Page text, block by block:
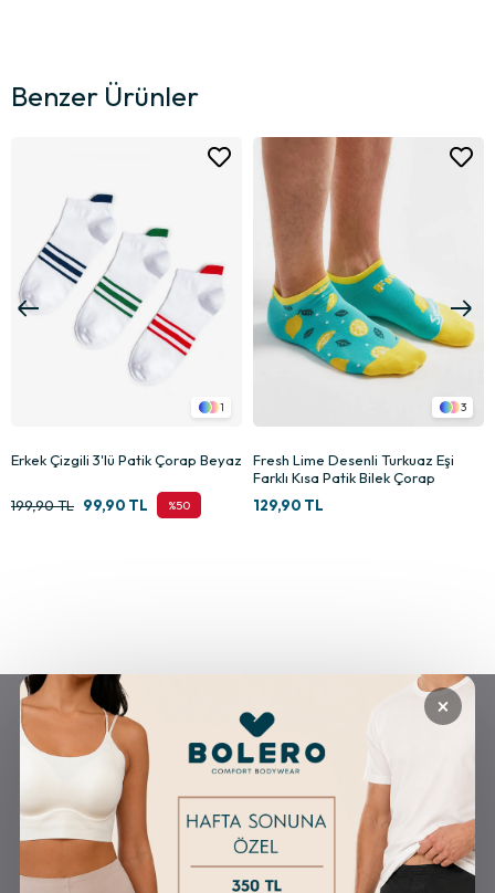
Benzer Ürünler
1
Erkek Çizgili 3'lü Patik Çorap Beyaz
%50
99,90 TL
199,90 TL
3
Fresh Lime Desenli Turkuaz Eşi
Farklı Kısa Patik Bilek Çorap
129,90 TL
ÜCRETSİZ KARGO GÜVENLİ ALIŞVERİŞ
×